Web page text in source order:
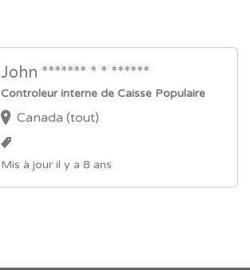
John ******* * * ******
Controleur interne de Caisse Populaire
Canada (tout)
Mis à jour il y a 8 ans